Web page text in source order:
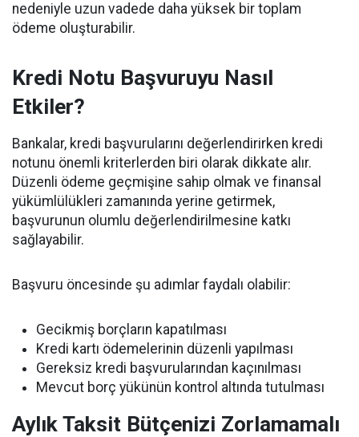
nedeniyle uzun vadede daha yüksek bir toplam
ödeme oluşturabilir.
Kredi Notu Başvuruyu Nasıl
Etkiler?
Bankalar, kredi başvurularını değerlendirirken kredi
notunu önemli kriterlerden biri olarak dikkate alır.
Düzenli ödeme geçmişine sahip olmak ve finansal
yükümlülükleri zamanında yerine getirmek,
başvurunun olumlu değerlendirilmesine katkı
sağlayabilir.
Başvuru öncesinde şu adımlar faydalı olabilir:
Gecikmiş borçların kapatılması
Kredi kartı ödemelerinin düzenli yapılması
Gereksiz kredi başvurularından kaçınılması
Mevcut borç yükünün kontrol altında tutulması
Aylık Taksit Bütçenizi Zorlamamalı